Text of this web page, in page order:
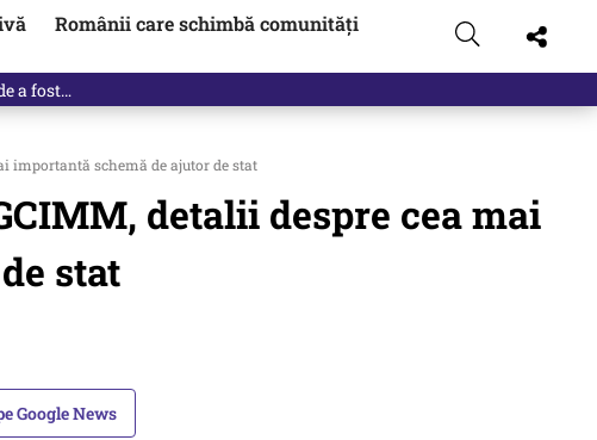
Românii care schimbă comunități
importantă schemă de ajutor de stat
detalii despre cea mai
stat
Google News